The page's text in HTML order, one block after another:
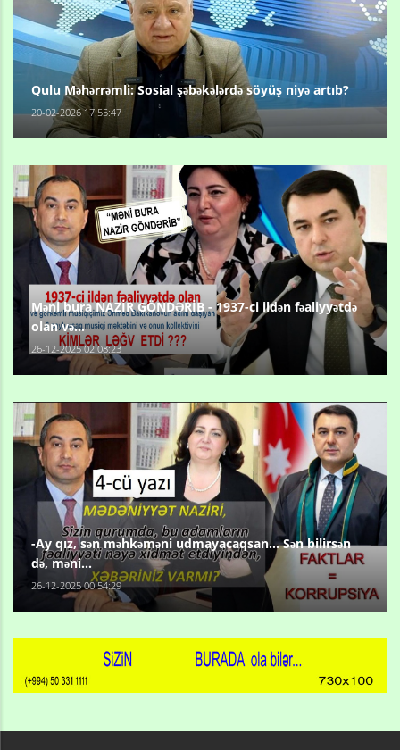
Qulu Məhərrəmli: Sosial şəbəkələrdə söyüş niyə artıb?
20-02-2026 17:55:47
Məni bura NAZİR GÖNDƏRİB - 1937-ci ildən fəaliyyətdə
olan və...
26-12-2025 02:08:23
-Ay qız, sən məhkəməni udmayacaqsan... Sən bilirsən
də, məni...
26-12-2025 00:54:29